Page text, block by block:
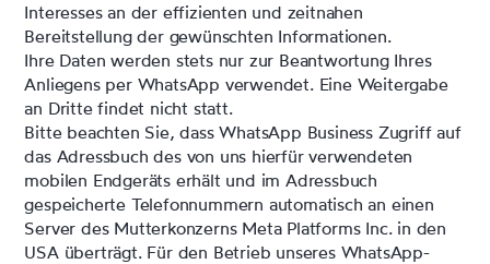
Interesses an der effizienten und zeitnahen
Bereitstellung der gewünschten Informationen.
Ihre Daten werden stets nur zur Beantwortung Ihres
Anliegens per WhatsApp verwendet. Eine Weitergabe
an Dritte findet nicht statt.
Bitte beachten Sie, dass WhatsApp Business Zugriff auf
das Adressbuch des von uns hierfür verwendeten
mobilen Endgeräts erhält und im Adressbuch
gespeicherte Telefonnummern automatisch an einen
Server des Mutterkonzerns Meta Platforms Inc. in den
USA überträgt. Für den Betrieb unseres WhatsApp-